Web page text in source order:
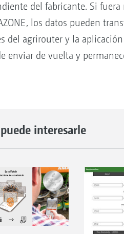
del fabricante. Si fuera
los datos pueden
del agrirouter y la
enviar de vuelta y
interesarle